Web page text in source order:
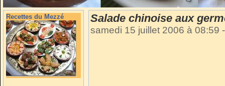
Recettes du Mezzé Salade chinoise aux
samedi 15 juillet 2006 à 08:59 -